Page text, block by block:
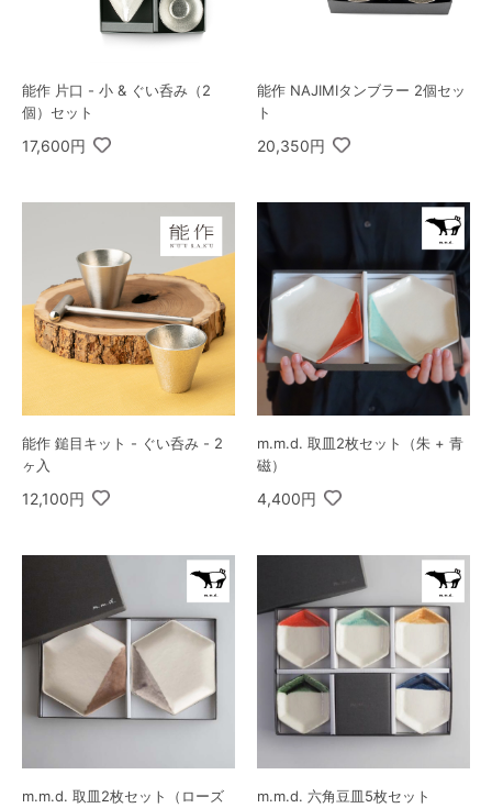
能作 片口 - 小 & ぐい呑み（2
個）セット
17,600円
能作 NAJIMIタンブラー 2個セッ
ト
20,350円
能作 鎚目キット - ぐい呑み - 2
ヶ入
12,100円
m.m.d. 取皿2枚セット（朱 + 青
磁）
4,400円
m.m.d. 取皿2枚セット（ローズ
m.m.d. 六角豆皿5枚セット